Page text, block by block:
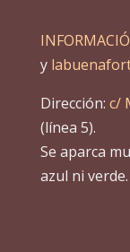
y
Dirección: c/
(línea 5).
Se aparca
azul ni verde.